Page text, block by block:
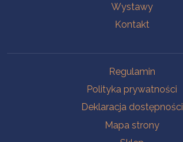
Wystawy
Kontakt
Regulamin
Polityka prywatności
Deklaracja dostępności
Mapa strony